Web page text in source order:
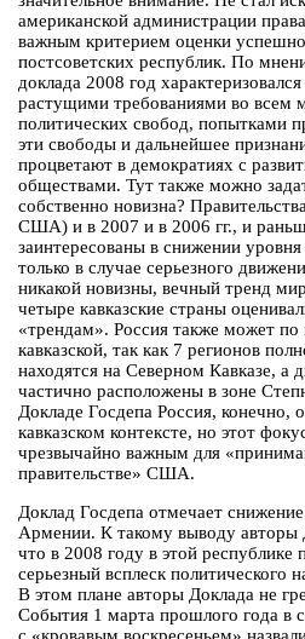
американской администрации
важным критерием оценки
постсоветских республик. По
доклада 2008 год
растущими требованиями во всем
политических свобод, попытками
эти свободы и дальнейшее
процветают в демократиях с
обществами. Тут также можно
собственно новизна?
США) и в 2007 и в 2006 гг., и
заинтересованы в снижении
только в случае серьезного
никакой новизны, вечный тренд
четыре кавказские страны
«трендам». Россия также может по
кавказской, так как 7 регионов
находятся на Северном Кавказе, а
частично расположены в зоне
Докладе Госдепа Россия, конечно,
кавказском контексте, но этот
чрезвычайно важным для
правительстве» США.
Доклад Госдепа отмечает
Армении. К такому выводу авторы
что в 2008 году в этой
серьезный всплеск политического
В этом плане авторы Доклада не
События 1 марта прошлого года в